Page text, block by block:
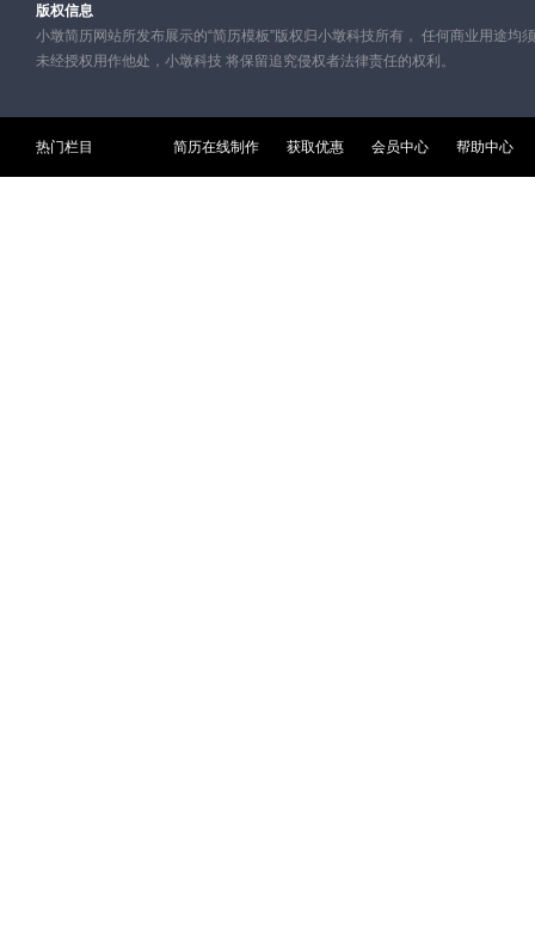
版权信息
小墩简历网站所发布展示的“简历模板”版权归小墩科技所有， 任何商业用途均
未经授权用作他处，小墩科技 将保留追究侵权者法律责任的权利。
热门栏目 简历在线制作 获取优惠 会员中心 帮助中心